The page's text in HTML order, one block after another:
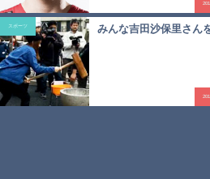
みんな吉田沙保里さん
スポーツ